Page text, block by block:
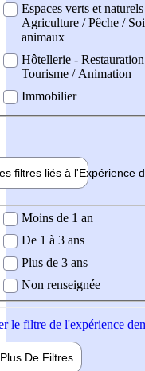
Espaces verts et
Agriculture / Pêche /
animaux
Hôtellerie -
Tourisme / Animation
Immobilier
filtres liés à l'Expérience
demandée
Moins de 1 an
De 1 à 3 ans
Plus de 3 ans
Non renseignée
le filtre de l'expérience
Plus De Filtres